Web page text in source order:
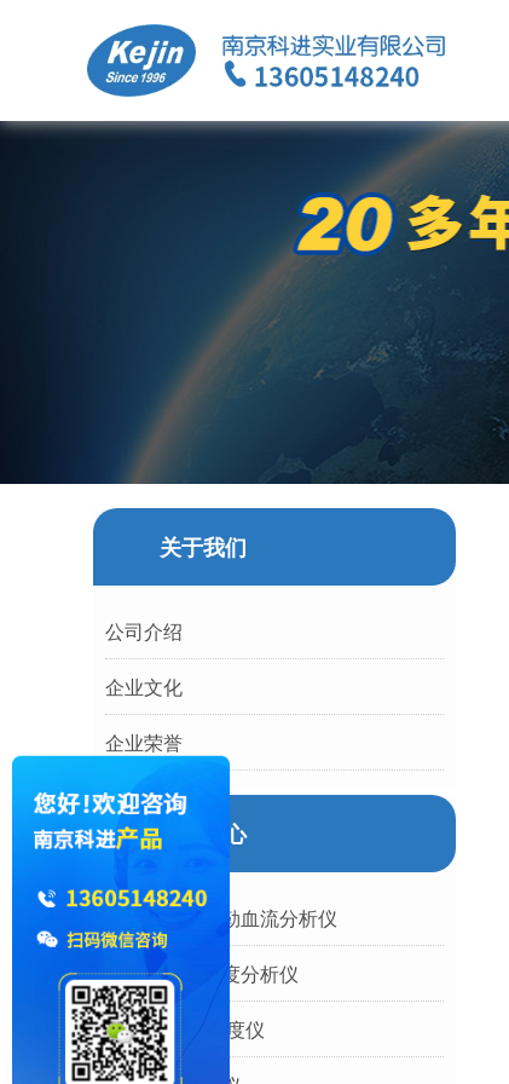
关于我们
公司介绍
企业文化
企业荣誉
产品中心
超声经颅多普勒血流分析仪
国产跟骨骨密度分析仪
胫骨/桡骨骨密度仪